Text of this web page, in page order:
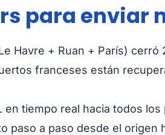
para enviar
Havre + Ruan + París)
franceses están
en tiempo real hacia todos
paso a paso desde el origen